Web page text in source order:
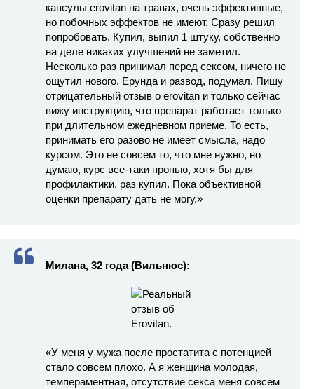
капсулы erovitan на травах, очень эффективные,
но побочных эффектов не имеют. Сразу решил
попробовать. Купил, выпил 1 штуку, собственно
на деле никаких улучшений не заметил.
Несколько раз принимал перед сексом, ничего не
ощутил нового. Ерунда и развод, подумал. Пишу
отрицательный отзыв о erovitan и только сейчас
вижу инструкцию, что препарат работает только
при длительном ежедневном приеме. То есть,
принимать его разово не имеет смысла, надо
курсом. Это не совсем то, что мне нужно, но
думаю, курс все-таки пропью, хотя бы для
профилактики, раз купил. Пока объективной
оценки препарату дать не могу.»
Милана, 32 года (Вильнюс):
«У меня у мужа после простатита с потенцией
стало совсем плохо. А я женщина молодая,
темпераментная, отсутствие секса меня совсем